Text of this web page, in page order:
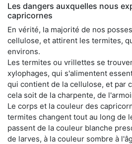
Les dangers auxquelles nous
capricornes
En vérité, la majorité de nos
cellulose, et attirent les termites,
environs.
Les termites ou vrillettes se
xylophages, qui s'alimentent
qui contient de la cellulose, et par
cela soit de la charpente, de
Le corps et la couleur des
termites changent tout au long de
passent de la couleur blanche
de larves, à la couleur sombre à